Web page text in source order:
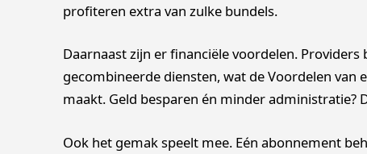
profiteren extra van zulke bundels.
Daarnaast zijn er financiële voordelen.
gecombineerde diensten, wat de Voordelen
maakt. Geld besparen én minder administratie?
Ook het gemak speelt mee. Eén abonnement